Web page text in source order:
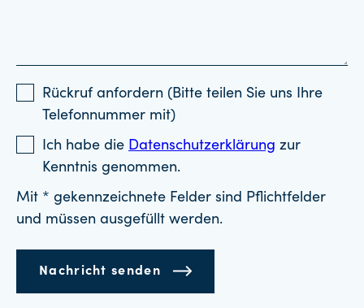
Rückruf anfordern (Bitte teilen Sie uns Ihre
Telefonnummer mit)
Ich habe die Datenschutzerklärung zur
Kenntnis genommen.
Mit * gekennzeichnete Felder sind Pflichtfelder
und müssen ausgefüllt werden.
Nachricht senden